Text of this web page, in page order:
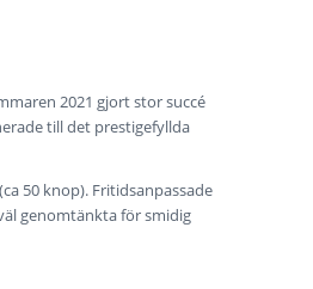
2021 gjort stor succé
till det prestigefyllda
50 knop). Fritidsanpassade
genomtänkta för smidig